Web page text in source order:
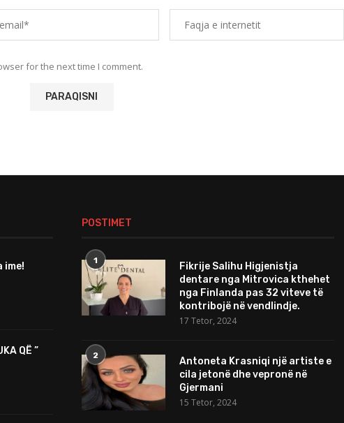
for the next time I comment.
ime!
QË ”
POSTIMET
1
Fikrije Salihu Higjenistja
dentare nga Mitrovica kthehet
nga Finlanda pas 32 viteve të
kontribojë në vendlindje.
17 Tetor, 2024
2
Antoneta Krasniqi një artiste e
cila jetonë dhe vepronë në
Gjermani
15 Tetor, 2024